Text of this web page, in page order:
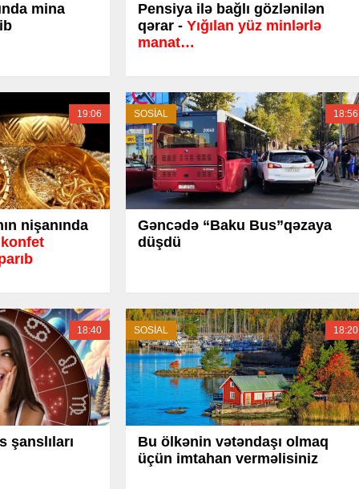
mina
Pensiya ilə bağlı gözlənilən
qərar - Yığılan yüz minlərlə
manat…
19:06
nişanında
konfet
SOSİAL 18:56
Gəncədə “Baku Bus”qəzaya
düşdü
18:40
şanslıları
SOSİAL 18:20
Bu ölkənin vətəndaşı olmaq
üçün imtahan verməlisiniz